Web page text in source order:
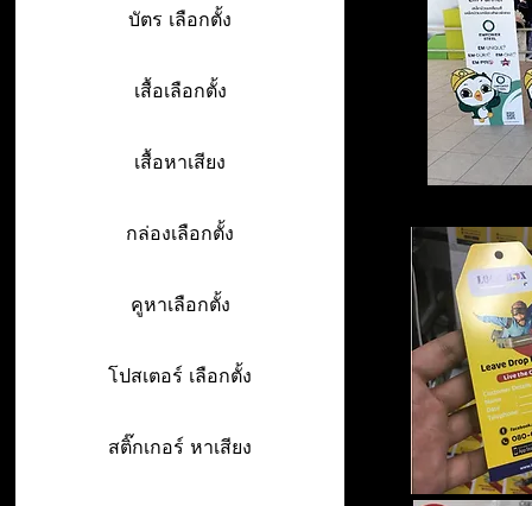
บัตร เลือกตั้ง
เสื้อเลือกตั้ง
เสื้อหาเสียง
กล่องเลือกตั้ง
คูหาเลือกตั้ง
โปสเตอร์ เลือกตั้ง
สติ๊กเกอร์ หาเสียง